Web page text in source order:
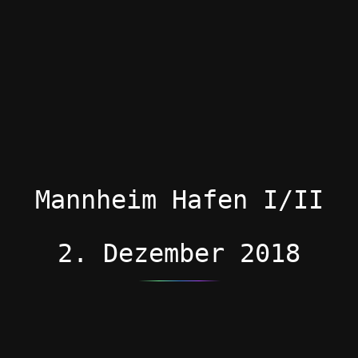
Mannheim Hafen I/II
2. Dezember 2018